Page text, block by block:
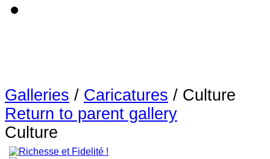
Galleries / Caricatures / Culture
Return to parent gallery
Culture